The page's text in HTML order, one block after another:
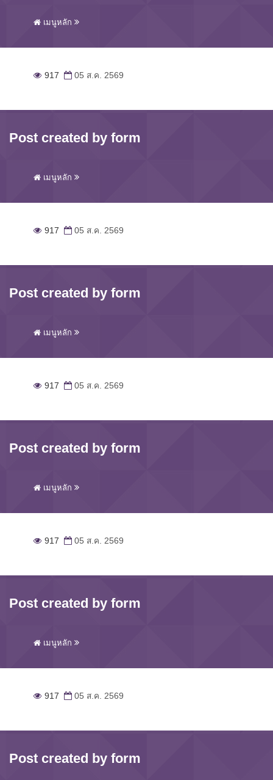
เมนูหลัก
917 05 ส.ค. 2569
Post created by form
เมนูหลัก
917 05 ส.ค. 2569
Post created by form
เมนูหลัก
917 05 ส.ค. 2569
Post created by form
เมนูหลัก
917 05 ส.ค. 2569
Post created by form
เมนูหลัก
917 05 ส.ค. 2569
Post created by form